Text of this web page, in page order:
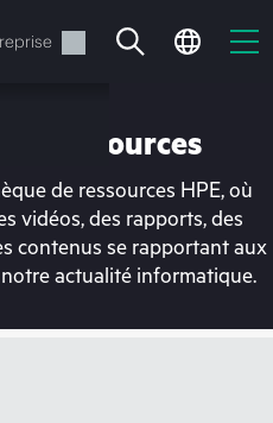
est
ressources
de ressources HPE, où
vidéos, des rapports, des
contenus se rapportant aux
actualité informatique.